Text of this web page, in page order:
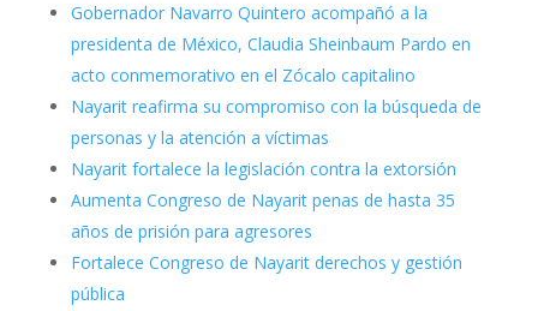
Gobernador Navarro Quintero acompañó a la
presidenta de México, Claudia Sheinbaum Pardo en
acto conmemorativo en el Zócalo capitalino
Nayarit reafirma su compromiso con la búsqueda de
personas y la atención a víctimas
Nayarit fortalece la legislación contra la extorsión
Aumenta Congreso de Nayarit penas de hasta 35
años de prisión para agresores
Fortalece Congreso de Nayarit derechos y gestión
pública